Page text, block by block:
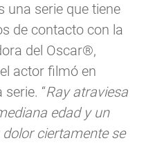
una serie que tiene
de contacto con la
del Oscar®,
actor filmó en
“Ray atraviesa
edad y un
ciertamente se